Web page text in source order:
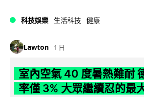
科技娛樂 生活科技 健康
Lawton 1 日
室內空氣 40 度暑熱難耐
率僅 3% 大眾繼續忍的最